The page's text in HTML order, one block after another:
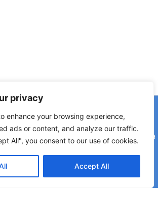
privacy
enhance your browsing experience,
ads or content, and analyze our traffic.
All", you consent to our use of cookies.
Accept All
© F2 Radio Lab - Università degli Studi di
una testata registrata presso il Tribunale di
06-2006 Licenza SIAE n. 508/I/639 Società